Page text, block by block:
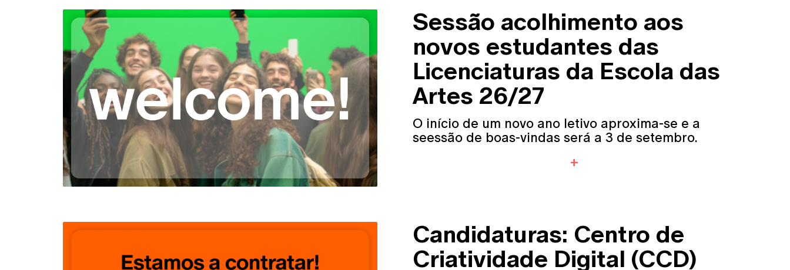
Sessão acolhimento aos
novos estudantes das
Licenciaturas da Escola das
Artes 26/27
O início de um novo ano letivo aproxima-se e a
seessão de boas-vindas será a 3 de setembro.
Candidaturas: Centro de
Criatividade Digital (CCD)